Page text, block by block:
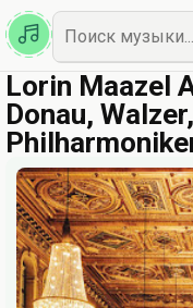
Казахская
Наш Топ
Lorin Maazel
Donau,